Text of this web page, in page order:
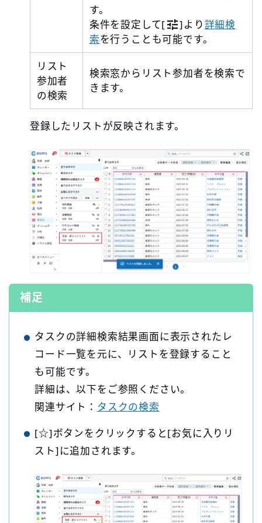
す。
条件を設定して[
]より詳細検
索を行うことも可能です。
リスト
参加者
の検索
検索窓からリスト参加者を検索で
きます。
登録したリストが反映されます。
補足
タスクの詳細検索結果画面に表示されたレ
コード一覧を元に、リストを登録すること
も可能です。
詳細は、以下をご参照ください。
関連サイト： タスクの検索
[☆]ボタンをクリックすると[お気に入りリ
スト]に追加されます。